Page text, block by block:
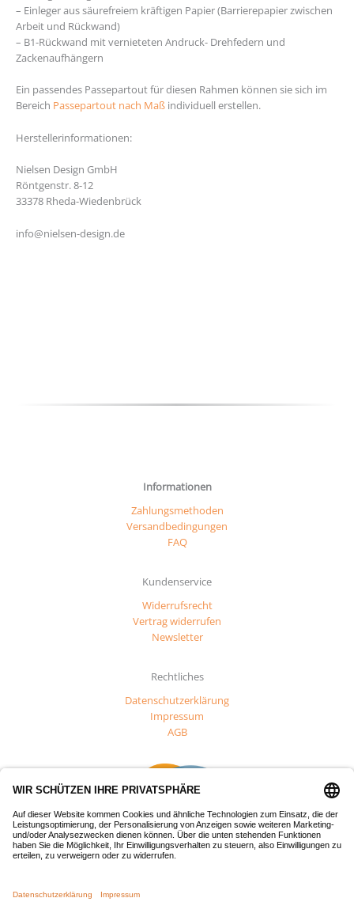
– Einleger aus säurefreiem kräftigen Papier (Barrierepapier zwischen
Arbeit und Rückwand)
– B1-Rückwand mit vernieteten Andruck- Drehfedern und
Zackenaufhängern
Ein passendes Passepartout für diesen Rahmen können sie sich im
Bereich Passepartout nach Maß individuell erstellen.
Herstellerinformationen:
Nielsen Design GmbH
Röntgenstr. 8-12
33378 Rheda-Wiedenbrück
info@nielsen-design.de
Informationen
Zahlungsmethoden
Versandbedingungen
FAQ
Kundenservice
Widerrufsrecht
Vertrag widerrufen
Newsletter
Rechtliches
Datenschutzerklärung
Impressum
AGB
regionale Entwicklung (EFRE) gefördert.